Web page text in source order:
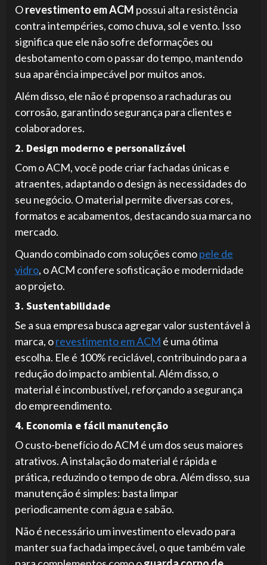
Orevestimento em ACM possui alta resistência
contra intempéries, como chuva, sol e vento. Isso
significa que ele não sofre deformações ou
desbotamento com o passar do tempo, mantendo
sua aparência impecável por muitos anos.
Além disso, ele não é propenso a rachaduras ou
corrosão, garantindo segurança para clientes e
colaboradores.
2. Design moderno e personalizável
Com o ACM, você pode criar fachadas únicas e
atraentes, adaptando o design às necessidades do
seu negócio. O material permite diversas cores,
formatos e acabamentos, destacando sua marca no
mercado.
Quando combinado com soluções comopele de
vidro, o ACM confere sofisticação e modernidade
ao projeto.
3. Sustentabilidade
Se a sua empresa busca agregar valor sustentável à
marca, orevestimento em ACM é uma ótima
escolha. Ele é 100% reciclável, contribuindo para a
redução do impacto ambiental. Além disso, o
material é incombustível, reforçando a segurança
do empreendimento.
4. Economia e fácil manutenção
O custo-benefício do ACM é um dos seus maiores
atrativos. A instalação do material é rápida e
prática, reduzindo o tempo de obra. Além disso, sua
manutenção é simples: basta limpar
periodicamente com água e sabão.
Não é necessário um investimento elevado para
manter sua fachada impecável, o que também vale